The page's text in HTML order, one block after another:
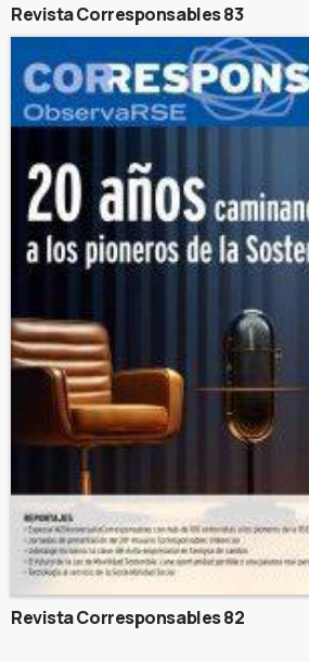
Revista Corresponsables 83
Revista Corresponsables 82